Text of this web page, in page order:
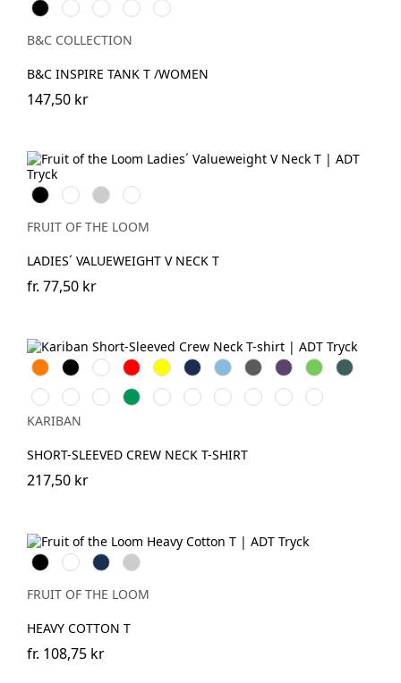
BlackWhiteCobalt
Blue
Sport
Grey
Fire
Red
B&C COLLECTION
B&C INSPIRE TANK T /WOMEN
147,50 kr
BlackWhiteHeather
Grey
Deep
Navy
FRUIT OF THE LOOM
LADIES´ VALUEWEIGHT V NECK T
fr. 77,50 kr
Orange
Svart Vit Röd Gul Navy Sky
Blue
Dark
Grey
PurpleLime
Forest
Green
Ash
grey
ChocolateFuchsia
Kelly
Green
Dark
Khaki
Oxford
Grey
Light
Royal
Wine Light
Sand
Tropical
Blue
KARIBAN
SHORT-SLEEVED CREW NECK T-SHIRT
217,50 kr
BlackWhiteNavy Heather
Grey
FRUIT OF THE LOOM
HEAVY COTTON T
fr. 108,75 kr